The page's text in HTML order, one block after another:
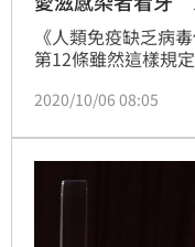
《人類免疫缺乏病
第12條雖然這樣規
因此部分感染者擔
2020/10/06 08:05